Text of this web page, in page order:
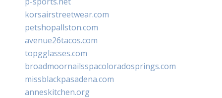
korsairstreetwear.com
petshopallston.com
avenue26tacos.com
topgglasses.com
broadmoornailsspacoloradosprings.com
missblackpasadena.com
anneskitchen.org